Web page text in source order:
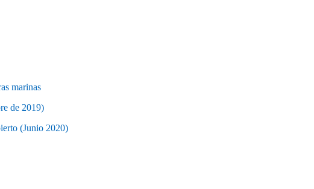
marinas
de 2019)
(Junio 2020)